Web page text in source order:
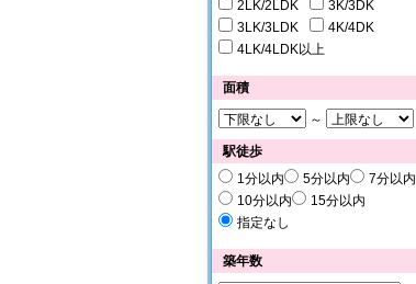
2LK/2LDK
3K/3DK
3LK/3LDK
4K/4DK
4LK/4LDK以上
面積
～
駅徒歩
1分以内
5分以内
7分以内
10分以内
15分以内
指定なし
築年数